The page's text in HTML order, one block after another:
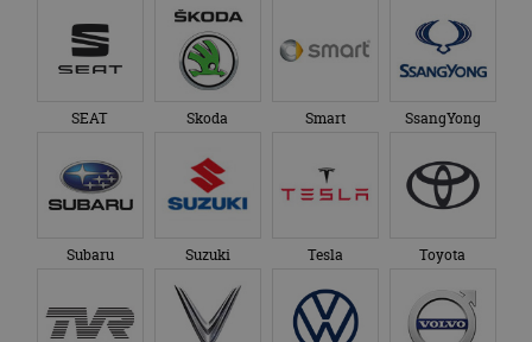
SEAT Skoda Smart SsangYong
Subaru Suzuki Tesla Toyota